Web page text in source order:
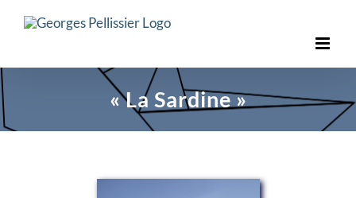
« La Sardine »